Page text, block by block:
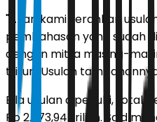
"Akan kami serahkan
pembahasan yang sudah
dengan mitra masing-
triliun. Usulan
Bila usulan dipenuhi, total
Rp 2.373,94 triliun. Said